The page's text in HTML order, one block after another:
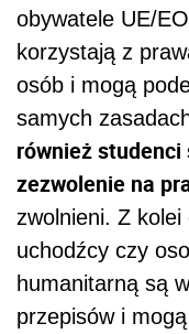
obywatele UE/
korzystają z
osób i mogą
samych
również studenci
zezwolenie na
zwolnieni. Z kolei
uchodźcy czy
humanitarną są
przepisów i